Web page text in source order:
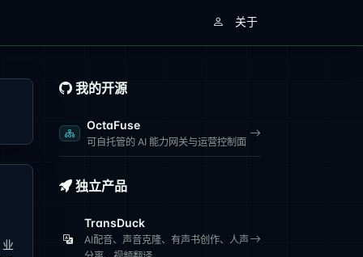
关于
我的开源
OctaFuse
可自托管的 AI 能力网关与运营控制面
独立产品
TransDuck
AI配音、声音克隆、有声书创作、人声